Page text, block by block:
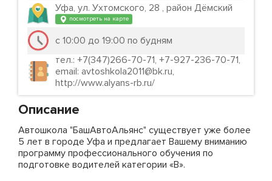
Уфа, ул. Ухтомского, 28 , район Дёмский
посмотреть на карте
с 10:00 до 19:00 по будням
тел.: +7(347)266-70-71, +7-927-236-70-71,
email: avtoshkola2011@bk.ru,
http://www.alyans-rb.ru/
Описание
Автошкола "БашАвтоАльянс" существует уже более
5 лет в городе Уфа и предлагает Вашему вниманию
программу профессионального обучения по
подготовке водителей категории «B».